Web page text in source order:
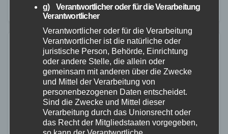
Einsatzkräfte eintrafen, lag das Ultraleichtflugzeug…
g) Verantwortlicher oder für die Verarbeitung
Verantwortlicher
Verantwortlicher oder für die Verarbeitung
Verantwortlicher ist die natürliche oder
juristische Person, Behörde, Einrichtung
oder andere Stelle, die allein oder
gemeinsam mit anderen über die Zwecke
und Mittel der Verarbeitung von
personenbezogenen Daten entscheidet.
Sind die Zwecke und Mittel dieser
Verarbeitung durch das Unionsrecht oder
das Recht der Mitgliedstaaten vorgegeben,